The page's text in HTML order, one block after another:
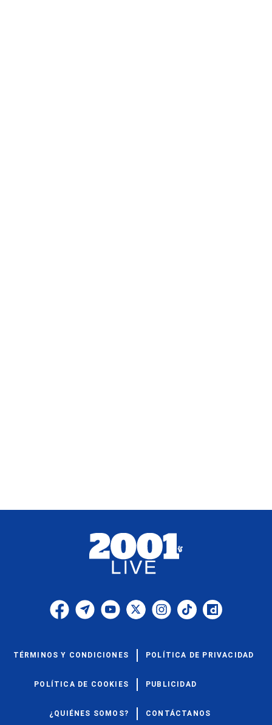
TÉRMINOS Y CONDICIONES POLÍTICA DE PRIVACIDAD
POLÍTICA DE COOKIES PUBLICIDAD
¿QUIÉNES SOMOS? CONTÁCTANOS